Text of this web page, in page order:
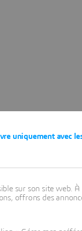
uniquement avec
sur son site web.
offrons des